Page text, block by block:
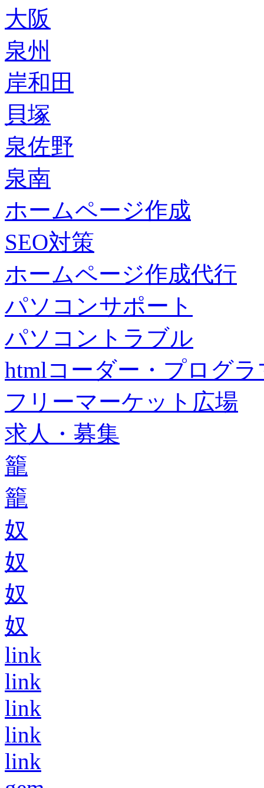
大阪
泉州
岸和田
貝塚
泉佐野
泉南
ホームページ作成
SEO対策
ホームページ作成代行
パソコンサポート
パソコントラブル
htmlコーダー・プログラ
フリーマーケット広場
求人・募集
籠
籠
奴
奴
奴
奴
link
link
link
link
link